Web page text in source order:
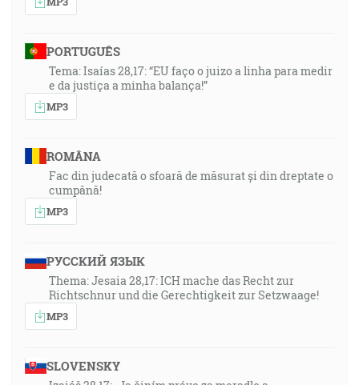
PORTUGUÊS
Tema: Isaías 28,17: “EU faço o juizo a linha para medir
e da justiça a minha balança!”
MP3
ROMÂNA
Fac din judecată o sfoară de măsurat și din dreptate o
cumpănă!
MP3
РУССКИЙ ЯЗЫК
Thema: Jesaia 28,17: ICH mache das Recht zur
Richtschnur und die Gerechtigkeit zur Setzwaage!
MP3
SLOVENSKY